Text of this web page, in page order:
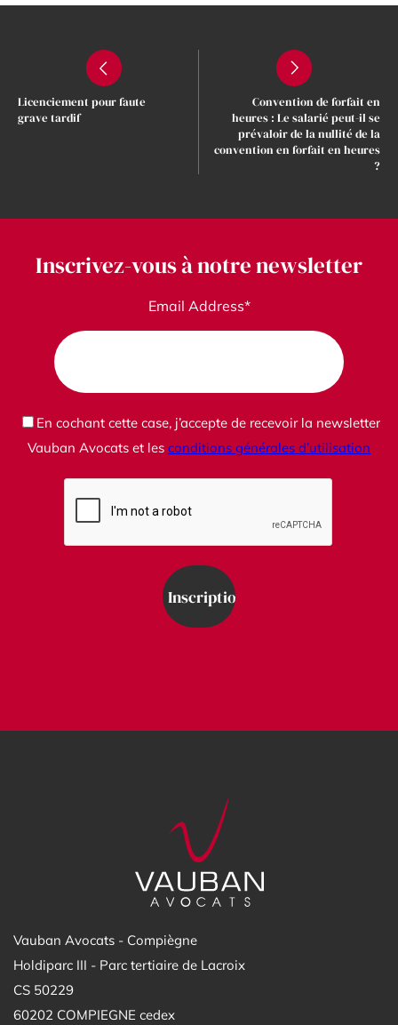
Licenciement pour faute
grave tardif
Convention de forfait en
heures : Le salarié peut-il se
prévaloir de la nullité de la
convention en forfait en heures
?
Inscrivez-vous à notre newsletter
Email Address*
En cochant cette case, j’accepte de recevoir la newsletter
Vauban Avocats et les conditions générales d’utilisation
Vauban Avocats - Compiègne
Holdiparc III - Parc tertiaire de Lacroix
CS 50229
60202 COMPIEGNE cedex